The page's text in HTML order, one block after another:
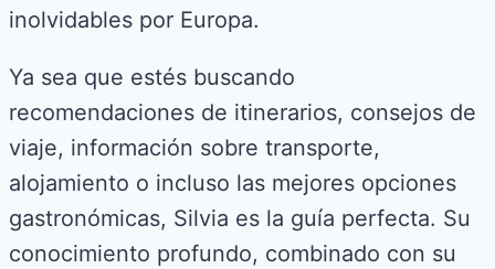
inolvidables por Europa.
Ya sea que estés buscando
recomendaciones de itinerarios, consejos de
viaje, información sobre transporte,
alojamiento o incluso las mejores opciones
gastronómicas, Silvia es la guía perfecta. Su
conocimiento profundo, combinado con su